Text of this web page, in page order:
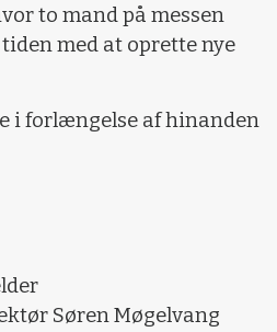
to mand på messen
med at oprette nye
i forlængelse af hinanden
Søren Møgelvang